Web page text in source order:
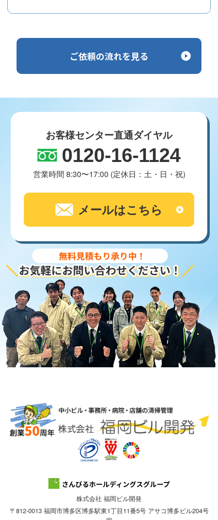
ご依頼の流れを見る
お客様センター直通ダイヤル
0120-16-1124
営業時間 8:30〜17:00 (定休日：土・日・祝)
メールはこちら
株式会社 福岡ビル開発
〒812-0013 福岡市博多区博多駅東1丁目11番5号 アサコ博多ビル204号